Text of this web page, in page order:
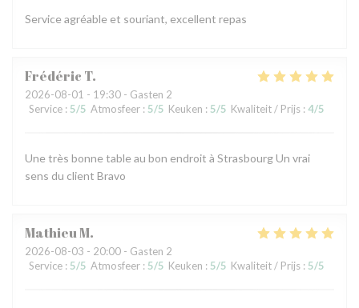
Service agréable et souriant, excellent repas
Frédéric T
2026-08-01 - 19:30 - Gasten 2
Service : 5/5 Atmosfeer : 5/5 Keuken : 5/5 Kwaliteit / Prijs : 4/5
Une très bonne table au bon endroit à Strasbourg Un vrai
sens du client Bravo
MathieuM
2026-08-03 - 20:00 - Gasten 2
Service : 5/5 Atmosfeer : 5/5 Keuken : 5/5 Kwaliteit / Prijs : 5/5